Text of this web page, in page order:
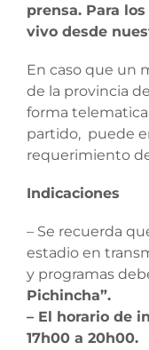
prensa. Para
vivo desde
En caso que un
de la provincia
forma
partido, puede
requerimiento
Indicaciones
– Se recuerda
estadio en
y programas
Pichincha”.
– El horario de
17h00 a 20h00.